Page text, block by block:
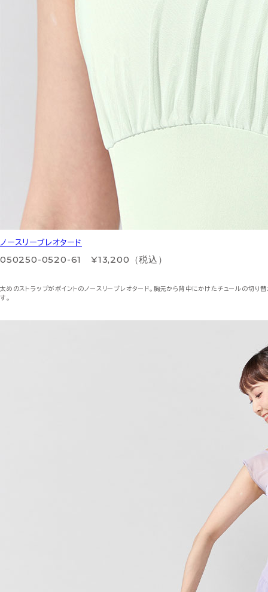
ノースリーブレオタード
050250-0520-61 ¥13,200（税込）
太めのストラップがポイントのノースリーブレオタード。胸元から背中にかけたチュールの切
す。